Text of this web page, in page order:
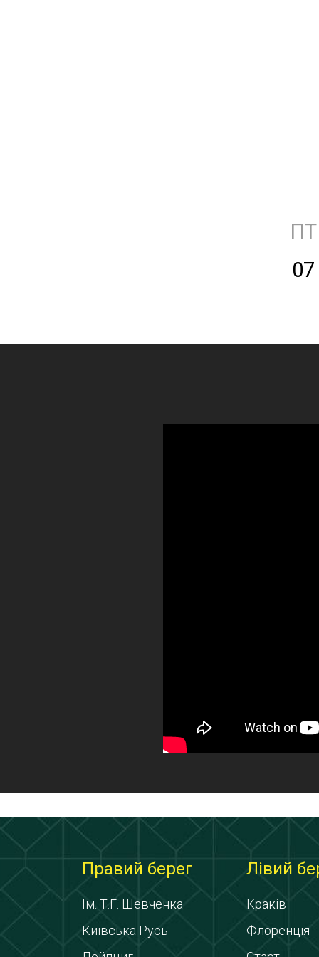
ПТ
07
Правий берег
Ім. Т.Г. Шевченка
Київська Русь
Лівий
Краків
Флоренція